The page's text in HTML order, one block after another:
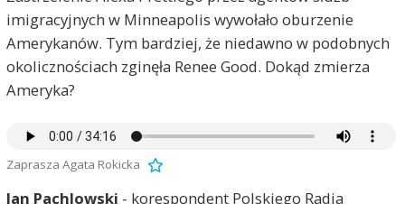
imigracyjnych w Minneapolis wywołało oburzenie
Amerykanów. Tym bardziej, że niedawno w podobnych
okolicznościach zginęła Renee Good. Dokąd zmierza
Ameryka?
Zaprasza Agata Rokicka
Jan Pachlowski - korespondent Polskiego Radia